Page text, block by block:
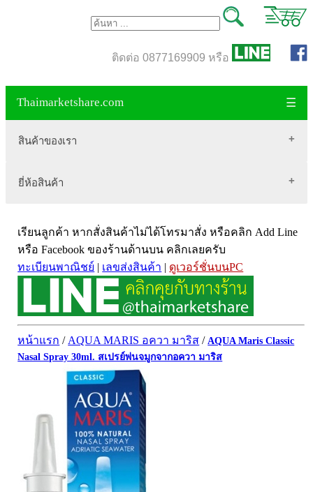
ติดต่อ 0877169909 หรือ
Thaimarketshare.com ☰
สินค้าของเรา
สินค้าขายดี
สมุนไพรไทย
เครื่องดื่มกาแฟ
น้ำหนัก
ขนาด อกสตรี
ผิวพรรณ-กลูต้า
ริ้วรอย
แผลเป็น หลุมสิว
สิวอุดตันหน้ามัน
ครีมกันแดด ปัญหาฝ้า กระ
ครีมหน้าใส
สุดฮิต เกาหลี
สุดฮิต ญี่ปุ่น
ข้อเสื่อม กระดูก
ยี่ห้อสินค้า
Biogrow
Blackmores
VitaHealth
Mega we care
Vistra วิสทร้า
Maxxlife WellGate
SpringMate
Vitamate
Nature's Bounty
Glutapung
Naturbiotic
Nutri Master
เรียนลูกค้า หากสั่งสินค้าไม่ได้โทรมาสั่ง หรือคลิก Add Line
หรือ Facebook ของร้านด้านบน คลิกเลยครับ
ทะเบียนพาณิชย์ | เลขส่งสินค้า | ดูเวอร์ชั่นบนPC
หน้าแรก / AQUA MARIS อควา มาริส / AQUA Maris Classic
Nasal Spray 30ml. สเปรย์พ่นจมูกจากอควา มาริส